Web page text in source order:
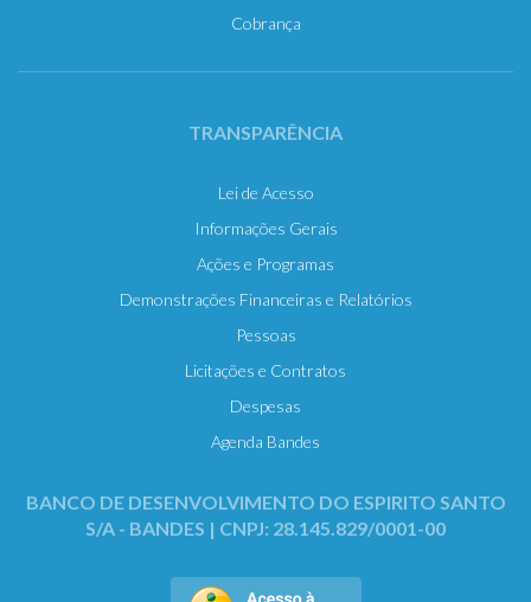
Cobrança
TRANSPARÊNCIA
Lei de Acesso
Informações Gerais
Ações e Programas
Demonstrações Financeiras e Relatórios
Pessoas
Licitações e Contratos
Despesas
Agenda Bandes
BANCO DE DESENVOLVIMENTO DO ESPIRITO SANTO
S/A - BANDES | CNPJ: 28.145.829/0001-00